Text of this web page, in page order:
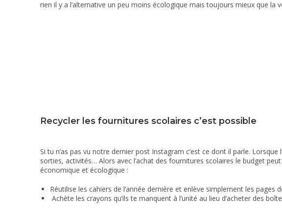
rien il y a l’alternative un peu moins écologique mais toujours mieux que la
Recycler les fournitures scolaires c’est possible
Si tu n’as pas vu notre dernier post Instagram c’est ce dont il parle.
sorties, activités… Alors avec l’achat des fournitures scolaires le budget
économique et écologique :
Réutilise les cahiers de l’année dernière et enlève simplement les pages
Achète les crayons qu’ils te manquent à l’unité au lieu d’acheter des